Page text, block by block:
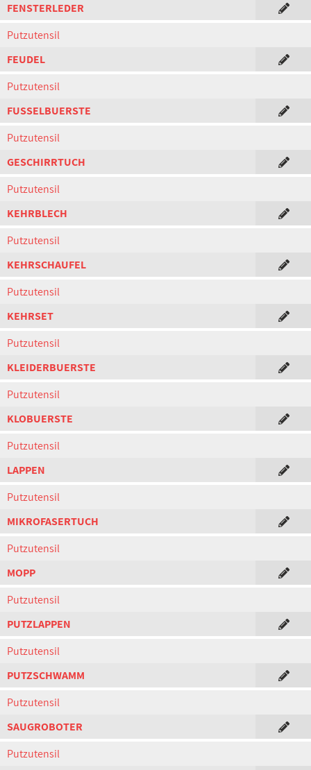
FENSTERLEDER
Putzutensil
FEUDEL
Putzutensil
FUSSELBUERSTE
Putzutensil
GESCHIRRTUCH
Putzutensil
KEHRBLECH
Putzutensil
KEHRSCHAUFEL
Putzutensil
KEHRSET
Putzutensil
KLEIDERBUERSTE
Putzutensil
KLOBUERSTE
Putzutensil
LAPPEN
Putzutensil
MIKROFASERTUCH
Putzutensil
MOPP
Putzutensil
PUTZLAPPEN
Putzutensil
PUTZSCHWAMM
Putzutensil
SAUGROBOTER
Putzutensil